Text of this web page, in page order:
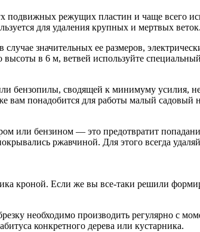
режущих пластин и чаще всего
для удаления крупных и мертвых веток.
значительных ее размеров,
в 6 м, ветвей используйте
бензопилы, сводящей к минимуму усилия,
понадобится для работы малый садовый
или бензином — это предотвратит
ржавчиной. Для этого всегда
кроной. Если же вы все-таки решили
необходимо производить регулярно с
конкретного дерева или кустарника.